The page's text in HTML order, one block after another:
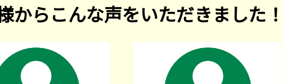
からこんな声をいただきました！